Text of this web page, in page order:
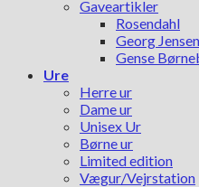
Gaveartikler
Rosendahl
Georg Jensen
Gense
Ure
Herre ur
Dame ur
Unisex Ur
Børne ur
Limited edition
Vægur/Vejrstation